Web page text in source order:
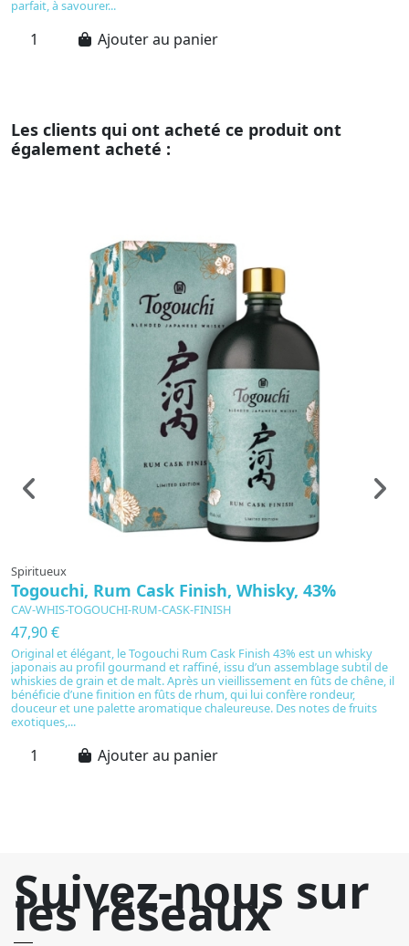
parfait, à savourer...
Ajouter au panier
Les clients qui ont acheté ce produit ont
également acheté :
Spiritueux
Togouchi, Rum Cask Finish, Whisky, 43%
CAV-WHIS-TOGOUCHI-RUM-CASK-FINISH
47,90 €
Original et élégant, le Togouchi Rum Cask Finish 43% est un whisky
japonais au profil gourmand et raffiné, issu d’un assemblage subtil de
whiskies de grain et de malt. Après un vieillissement en fûts de chêne, il
bénéficie d’une finition en fûts de rhum, qui lui confère rondeur,
douceur et une palette aromatique chaleureuse. Des notes de fruits
exotiques,...
Ajouter au panier
Suivez-nous sur
les réseaux